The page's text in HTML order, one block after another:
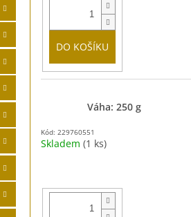
DO KOŠÍKU
Kód: 229760551
Váha: 250 g
Skladem (1 ks)